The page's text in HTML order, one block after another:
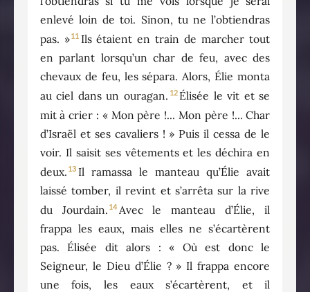
enlevé loin de toi. Sinon, tu ne l’obtiendras
pas. »11 Ils étaient en train de marcher tout
en parlant lorsqu’un char de feu, avec des
chevaux de feu, les sépara. Alors, Élie monta
au ciel dans un ouragan. 12 Élisée le vit et se
mit à crier : « Mon père !... Mon père !... Char
d’Israël et ses cavaliers ! » Puis il cessa de le
voir. Il saisit ses vêtements et les déchira en
deux. 13 Il ramassa le manteau qu’Élie avait
laissé tomber, il revint et s’arrêta sur la rive
du Jourdain. 14 Avec le manteau d’Élie, il
frappa les eaux, mais elles ne s’écartèrent
pas. Élisée dit alors : « Où est donc le
Seigneur, le Dieu d’Élie ? » Il frappa encore
une fois, les eaux s’écartèrent, et il